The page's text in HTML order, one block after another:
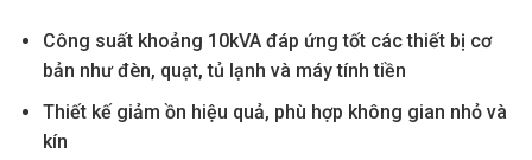
Công suất khoảng 10kVA đáp ứng tốt các thiết bị cơ
bản như đèn, quạt, tủ lạnh và máy tính tiền
Thiết kế giảm ồn hiệu quả, phù hợp không gian nhỏ và
kín